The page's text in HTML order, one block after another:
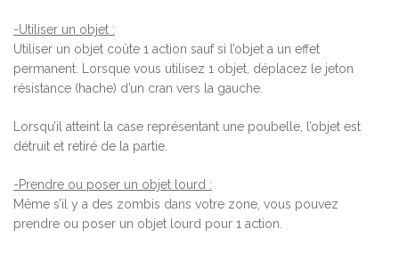
-Utiliser un objet :
Utiliser un objet coûte 1 action sauf si l’objet a un effet
permanent. Lorsque vous utilisez 1 objet, déplacez le jeton
résistance (hache) d’un cran vers la gauche.
Lorsqu’il atteint la case représentant une poubelle, l’objet est
détruit et retiré de la partie.
-Prendre ou poser un objet lourd :
Même s’il y a des zombis dans votre zone, vous pouvez
prendre ou poser un objet lourd pour 1 action.